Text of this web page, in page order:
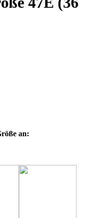
an: